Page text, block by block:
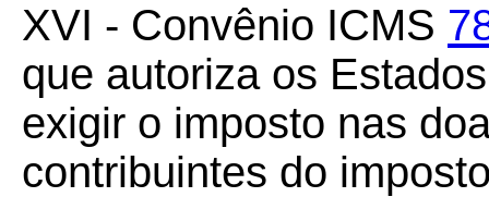
XVI - Convênio ICMS
que autoriza os
exigir o imposto nas
contribuintes do